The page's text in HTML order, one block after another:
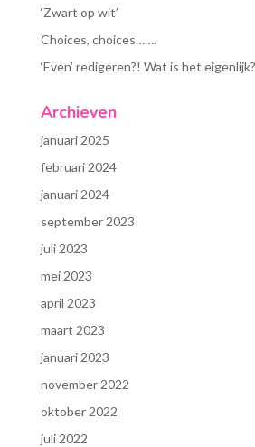
‘Zwart op wit’
Choices, choices…….
‘Even’ redigeren?! Wat is het eigenlijk?
Archieven
januari 2025
februari 2024
januari 2024
september 2023
juli 2023
mei 2023
april 2023
maart 2023
januari 2023
november 2022
oktober 2022
juli 2022